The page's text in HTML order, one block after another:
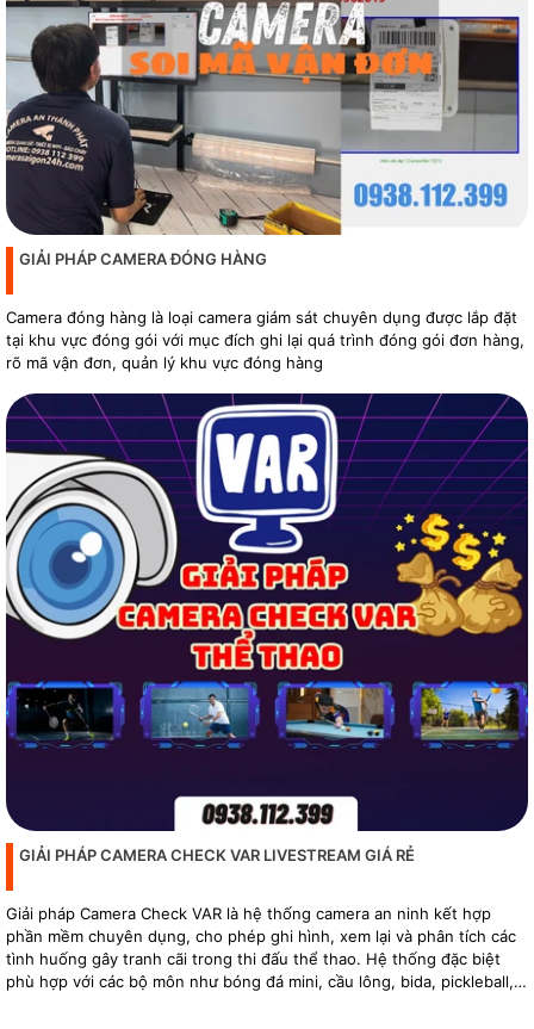
GIẢI PHÁP CAMERA ĐÓNG HÀNG
Camera đóng hàng là loại camera giám sát chuyên dụng được lắp đặt
tại khu vực đóng gói với mục đích ghi lại quá trình đóng gói đơn hàng,
rõ mã vận đơn, quản lý khu vực đóng hàng
GIẢI PHÁP CAMERA CHECK VAR LIVESTREAM GIÁ RẺ
Giải pháp Camera Check VAR là hệ thống camera an ninh kết hợp
phần mềm chuyên dụng, cho phép ghi hình, xem lại và phân tích các
tình huống gây tranh cãi trong thi đấu thể thao. Hệ thống đặc biệt
phù hợp với các bộ môn như bóng đá mini, cầu lông, bida, pickleball,